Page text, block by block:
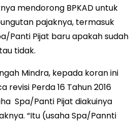
mendorong BPKAD untuk
pajaknya, termasuk
Panti Pijat baru apakah sudah
tidak.
Mindra, kepada koran ini
revisi Perda 16 Tahun 2016
Spa/Panti Pijat diakuinya
“Itu (usaha Spa/Pannti